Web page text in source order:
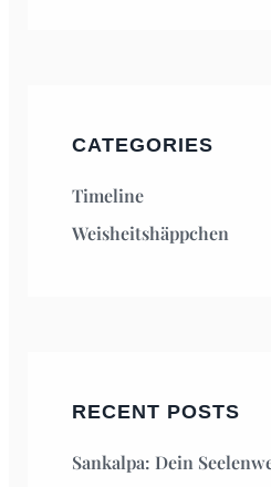
CATEGORIES
Timeline
Weisheitshäppchen
RECENT POSTS
Sankalpa: Dein